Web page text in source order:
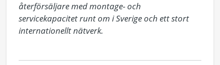
återförsäljare med montage- och
servicekapacitet runt om i Sverige och ett stort
internationellt nätverk.